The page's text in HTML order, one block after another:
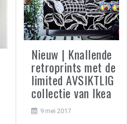
Nieuw | Knallende
retroprints met de
limited AVSIKTLIG
collectie van Ikea
9 mei 2017